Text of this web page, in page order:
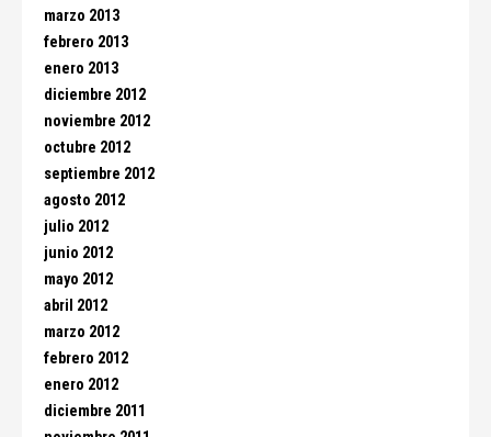
marzo 2013
febrero 2013
enero 2013
diciembre 2012
noviembre 2012
octubre 2012
septiembre 2012
agosto 2012
julio 2012
junio 2012
mayo 2012
abril 2012
marzo 2012
febrero 2012
enero 2012
diciembre 2011